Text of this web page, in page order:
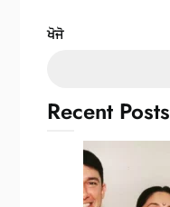
ਖੋਜੋ
Recent Posts